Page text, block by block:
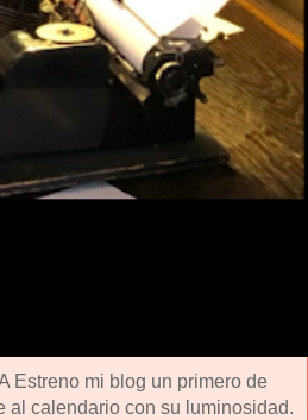
Estreno mi blog un primero de
al calendario con su luminosidad.